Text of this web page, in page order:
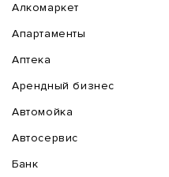
Алкомаркет
Апартаменты
Аптека
Арендный бизнес
Автомойка
Автосервис
Банк